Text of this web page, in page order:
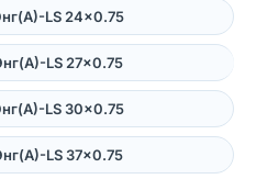
LS 24×0.75
LS 27×0.75
LS 30×0.75
LS 37×0.75